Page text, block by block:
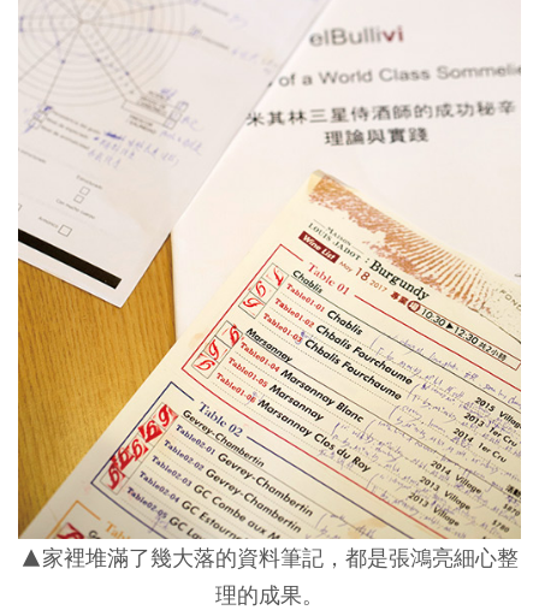
▲家裡堆滿了幾大落的資料筆記，都是張鴻亮細心整
理的成果。